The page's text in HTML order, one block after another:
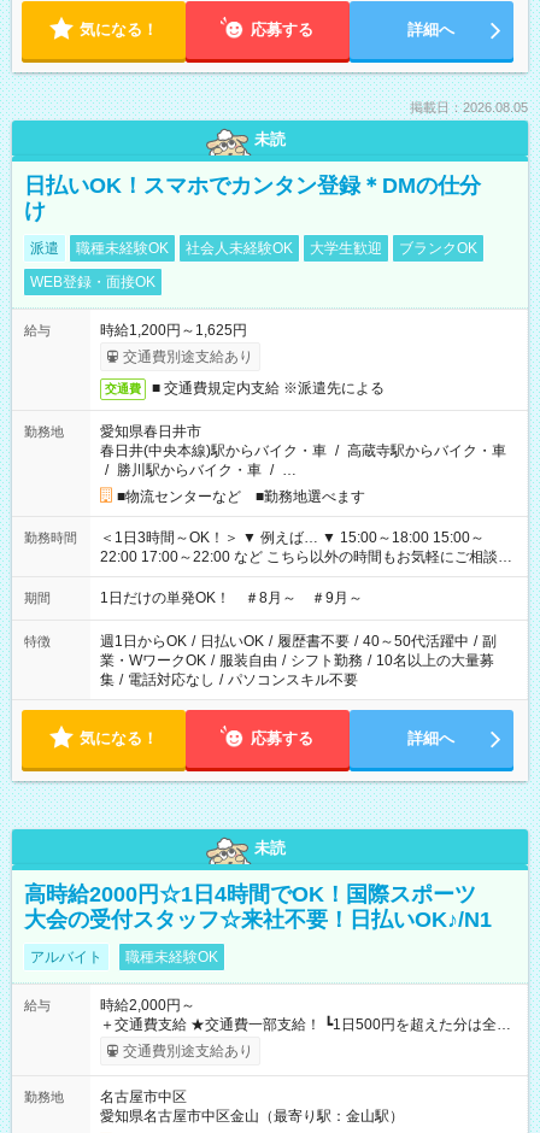
気になる！ 応募する 詳細へ
掲載日：2026.08.05
未読
日払いOK！スマホでカンタン登録＊DMの仕分
け
派遣 職種未経験OK 社会人未経験OK 大学生歓迎
ブランクOK
WEB登録・面接OK
給与
時給1,200円～1,625円
交通費別途支給あり
交通費 ■ 交通費規定内支給 ※派遣先による
勤務地
愛知県春日井市
春日井(中央本線)駅からバイク・車 / 高蔵寺駅からバイク・車
/ 勝川駅からバイク・車 / …
■物流センターなど ■勤務地選べます
勤務時間
＜1日3時間～OK！＞ ▼ 例えば… ▼ 15:00～18:00 15:00～
22:00 17:00～22:00 など こちら以外の時間もお気軽にご相談く
ださい！
期間 1日だけの単発OK！ ＃8月～ ＃9月～
特徴 週1日からOK / 日払いOK / 履歴書不要 / 40～50代活躍中 / 副
業・WワークOK / 服装自由 / シフト勤務 / 10名以上の大量募
集 / 電話対応なし / パソコンスキル不要
気になる！ 応募する 詳細へ
未読
高時給2000円☆1日4時間でOK！国際スポーツ
大会の受付スタッフ☆来社不要！日払いOK♪/N1
アルバイト 職種未経験OK
給与
時給2,000円～
＋交通費支給 ★交通費一部支給！ ┗1日500円を超えた分は全額
支給！ ※往復500円以内の方は自己負担となります ★日払い
OK！（規定あり） ┗働いたその日に現金GET♪ お仕事後はコン
期間なし
交通費別途支給あり
勤務地
名古屋市中区
愛知県名古屋市中区金山（最寄り駅：金山駅）